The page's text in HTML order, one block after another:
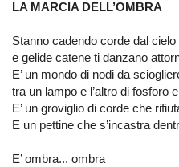
LA MARCIA DELL’OMBRA
Stanno cadendo corde dal cielo
e gelide catene ti danzano
E’ un mondo di nodi da
tra un lampo e l’altro di fosforo
E’ un groviglio di corde che
E un pettine che s’incastra
E’ ombra... ombra